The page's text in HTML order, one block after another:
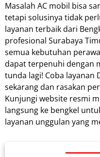
Masalah AC mobil bisa
tetapi solusinya tidak
layanan terbaik dari
profesional Surabaya
semua kebutuhan
dapat terpenuhi dengan
tunda lagi! Coba layanan
sekarang dan rasakan
Kunjungi website resmi
langsung ke bengkel
layanan unggulan yang